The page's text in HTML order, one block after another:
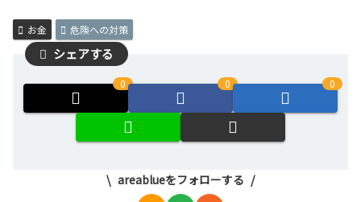
お金 危険への対策
シェアする
0 0 0
areablueをフォローする